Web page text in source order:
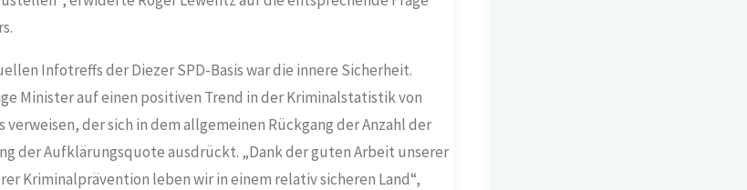
Infotreffs der Diezer SPD-Basis war die innere Sicherheit.
Minister auf einen positiven Trend in der Kriminalstatistik von
verweisen, der sich in dem allgemeinen Rückgang der Anzahl der
der Aufklärungsquote ausdrückt. „Dank der guten Arbeit unserer
Kriminalprävention leben wir in einem relativ sicheren Land“,